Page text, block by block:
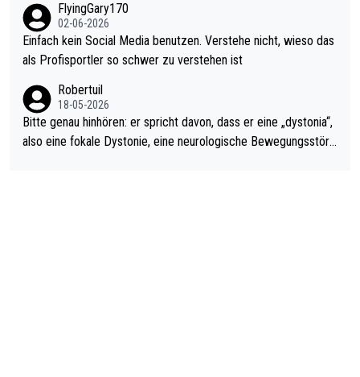
el hat.
s Leben in den Griff kriegen. Nur eins wundert mich: Luke Little
r war doch neulich erst derjenige, der über Social Media GvV p
rovoziert hat. Und Littlers Mutter schießt öfters mal gegen Ric
FlyingGary170
02-06-2026
Einfach kein Social Media benutzen. Verstehe nicht, wieso das
als Profisportler so schwer zu verstehen ist
Robertuil
18-05-2026
Bitte genau hinhören: er spricht davon, dass er eine „dystonia“,
also eine fokale Dystonie, eine neurologische Bewegungsstöru